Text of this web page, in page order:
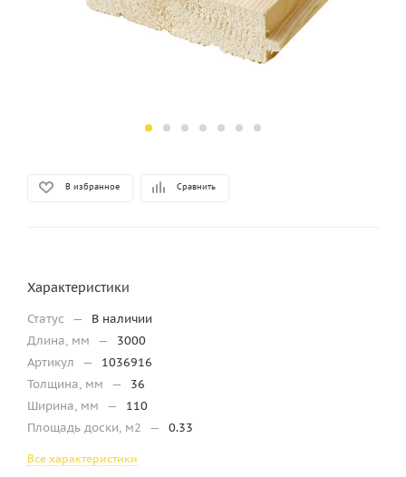
В избранное Сравнить
Характеристики
Статус —
В наличии
Длина, мм
—
3000
Артикул
—
1036916
Толщина, мм
—
36
Ширина, мм
—
110
Площадь доски, м2
— 0.33
Все характеристики